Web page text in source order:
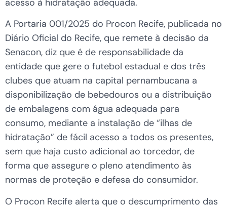
acesso à hidratação adequada.
A Portaria 001/2025 do Procon Recife, publicada no
Diário Oficial do Recife, que remete à decisão da
Senacon, diz que é de responsabilidade da
entidade que gere o futebol estadual e dos três
clubes que atuam na capital pernambucana a
disponibilização de bebedouros ou a distribuição
de embalagens com água adequada para
consumo, mediante a instalação de “ilhas de
hidratação” de fácil acesso a todos os presentes,
sem que haja custo adicional ao torcedor, de
forma que assegure o pleno atendimento às
normas de proteção e defesa do consumidor.
O Procon Recife alerta que o descumprimento das